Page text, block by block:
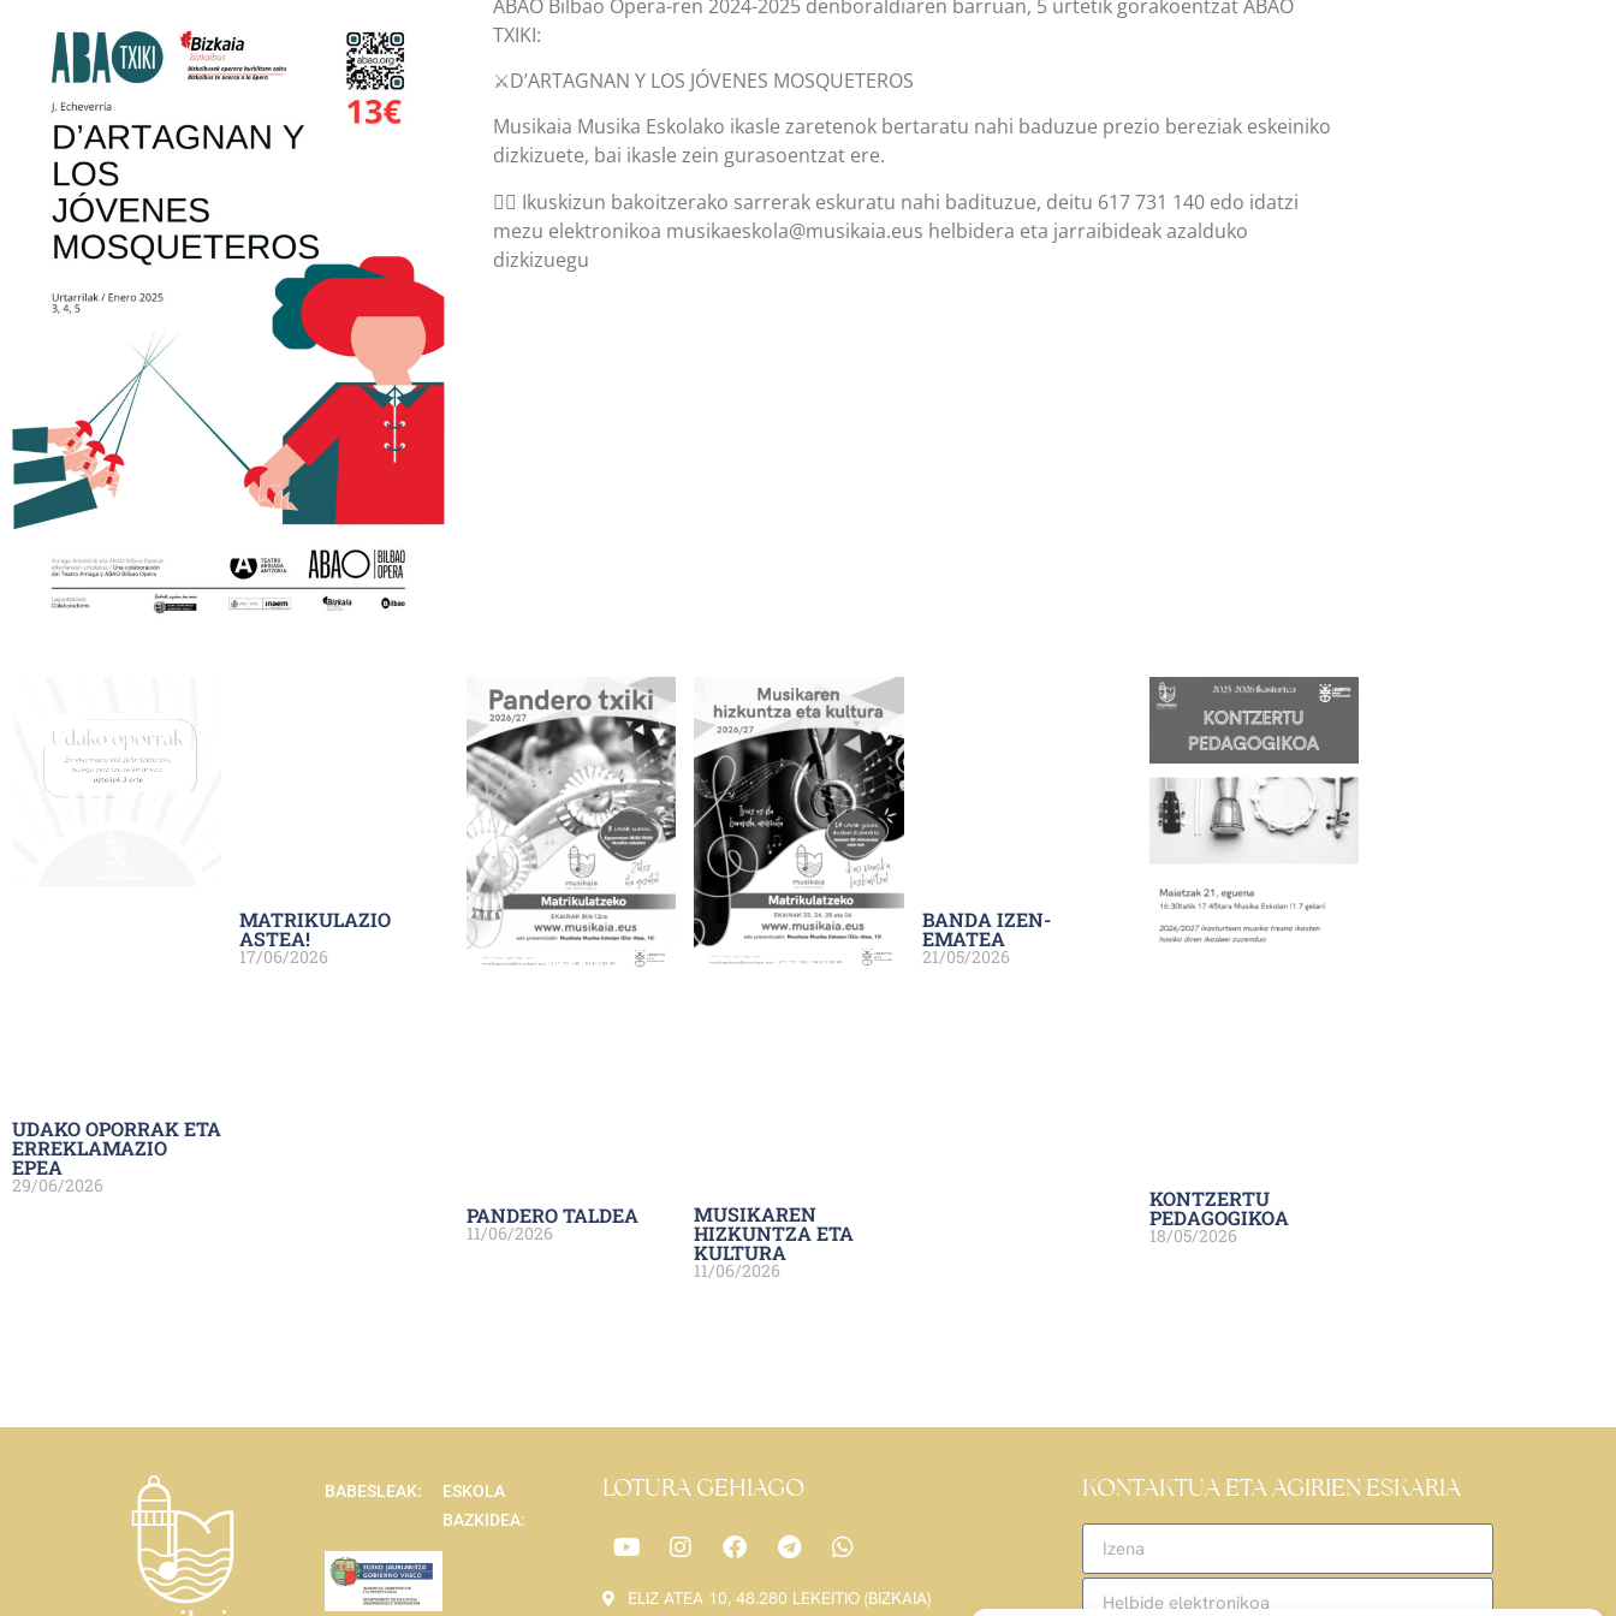
ABAO Bilbao Opera-ren 2024-2025 denboraldiaren barruan, 5 urtetik gorakoentzat ABAO
TXIKI:
⚔️D’ARTAGNAN Y LOS JÓVENES MOSQUETEROS
Musikaia Musika Eskolako ikasle zaretenok bertaratu nahi baduzue prezio bereziak eskeiniko
dizkizuete, bai ikasle zein gurasoentzat ere.
👉🏽 Ikuskizun bakoitzerako sarrerak eskuratu nahi badituzue, deitu 617 731 140 edo idatzi
mezu elektronikoa musikaeskola@musikaia.eus helbidera eta jarraibideak azalduko
dizkizuegu
UDAKO OPORRAK ETA
ERREKLAMAZIO
EPEA
29/06/2026
MATRIKULAZIO
ASTEA!
17/06/2026
PANDERO TALDEA
11/06/2026
MUSIKAREN
HIZKUNTZA ETA
KULTURA
11/06/2026
BANDA IZEN-
EMATEA
21/05/2026
KONTZERTU
PEDAGOGIKOA
18/05/2026
BABESLEAK:
ESKOLA
BAZKIDEA:
LOTURA GEHIAGO
ELIZ ATEA 10, 48.280 LEKEITIO (BIZKAIA)
KONTAKTUA ETA AGIRIEN ESKARIA